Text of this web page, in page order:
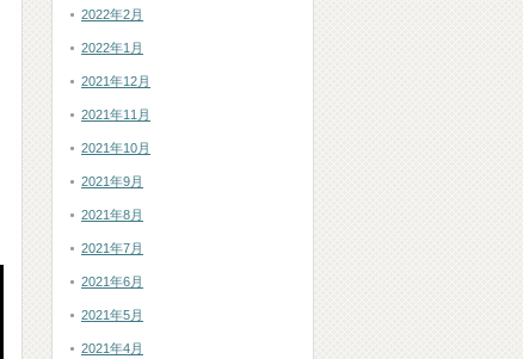
2022年2月
2022年1月
2021年12月
2021年11月
2021年10月
2021年9月
2021年8月
2021年7月
2021年6月
2021年5月
2021年4月